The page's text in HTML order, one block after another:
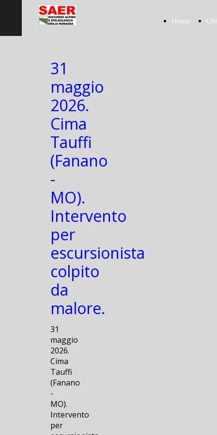
Home
31
maggio
2026.
Cima
Tauffi
(Fanano
-
MO).
Intervento
per
escursionista
colpito
da
malore.
31
maggio
2026.
Cima
Tauffi
(Fanano
-
MO).
Intervento
per